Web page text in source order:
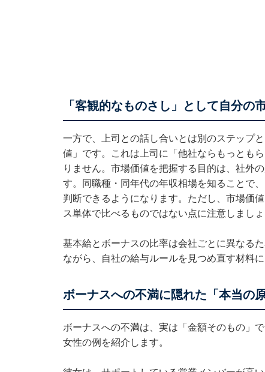
「客観的なものさし」として自分の
一方で、上司との話し合いとは別のステップ
値」です。これは上司に「他社ならもっとも
りません。市場価値を把握する目的は、社外
す。同職種・同年代の年収相場を知ることで
判断できるようになります。ただし、市場価
ス単体で比べるものではない点に注意しましょ
基本給とボーナスの比率は会社ごとに異なる
ながら、自社の給与ルールを見つめ直す材料に
ボーナスへの不満に隠れた「本当の
ボーナスへの不満は、実は「金額そのもの」
女性の例を紹介します。